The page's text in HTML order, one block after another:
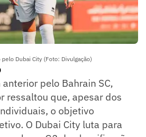
Dubai City (Foto: Divulgação)
pelo Bahrain SC,
ressaltou que, apesar dos
o objetivo
O Dubai City luta para